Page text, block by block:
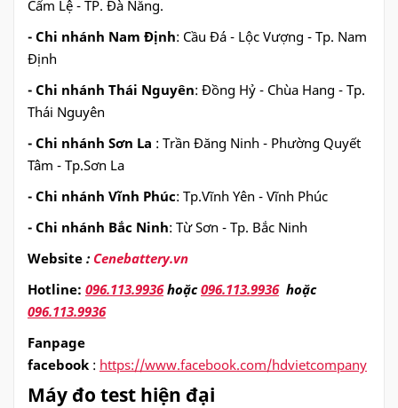
Cẩm Lệ - TP. Đà Nẵng.
- Chi nhánh Nam Định: Cầu Đá - Lộc Vượng - Tp. Nam
Định
- Chi nhánh Thái Nguyên: Đồng Hỷ - Chùa Hang - Tp.
Thái Nguyên
- Chi nhánh Sơn La : Trần Đăng Ninh - Phường Quyết
Tâm - Tp.Sơn La
- Chi nhánh Vĩnh Phúc: Tp.Vĩnh Yên - Vĩnh Phúc
- Chi nhánh Bắc Ninh: Từ Sơn - Tp. Bắc Ninh
Website : Cenebattery.vn
Hotline: 096.113.9936hoặc096.113.9936 hoặc
096.113.9936
Fanpage
facebook : https://www.facebook.com/hdvietcompany
Máy đo test hiện đại